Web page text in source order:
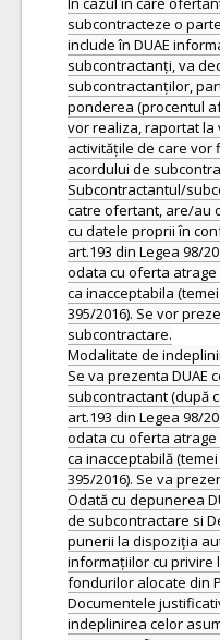
subcontracteze o
include în DUAE
subcontractanți, va
subcontractanților,
ponderea (procentul
vor realiza, raportat la
activitățile de care vor
acordului de
Subcontractantul/
catre ofertant, are/au
cu datele proprii în
art.193 din Legea 98/
odata cu oferta
ca inacceptabila
395/2016). Se vor
subcontractare.
Modalitate de
Se va prezenta DUAE
subcontractant (după
art.193 din Legea 98/
odata cu oferta
ca inacceptabilă (temei
395/2016). Se va
Odată cu depunerea
de subcontractare si
punerii la dispoziția
informațiilor cu privire
fondurilor alocate din
Documentele
indeplinirea celor